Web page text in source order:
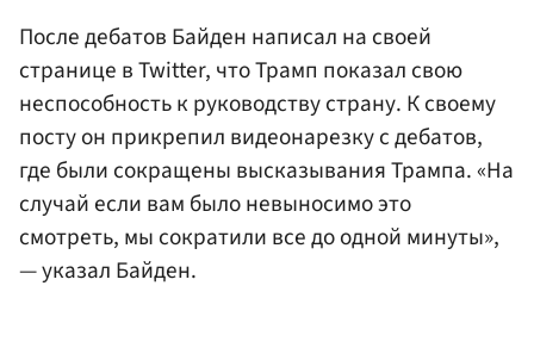
После дебатов Байден написал на своей
странице в Twitter, что Трамп показал свою
неспособность к руководству страну. К своему
посту он прикрепил видеонарезку с дебатов,
где были сокращены высказывания Трампа. «На
случай если вам было невыносимо это
смотреть, мы сократили все до одной минуты»,
— указал Байден.